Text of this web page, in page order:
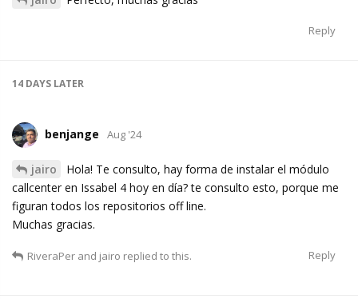
Reply
14 DAYS LATER
benjange Aug '24
jairo
Hola! Te consulto, hay forma de instalar el módulo
callcenter en Issabel 4 hoy en día? te consulto esto, porque me
figuran todos los repositorios off line.
Muchas gracias.
Reply
RiveraPer and jairo replied to this.